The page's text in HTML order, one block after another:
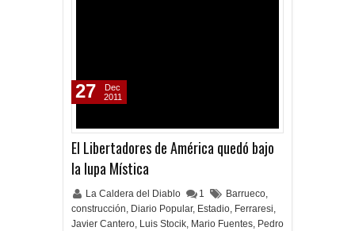
El Libertadores de América quedó bajo
la lupa Mística
La Caldera del Diablo 1 Barrueco,
construcción, Diario Popular, Estadio, Ferraresi,
Javier Cantero, Luis Stocik, Mario Fuentes, Pedro
27
Dec
2011